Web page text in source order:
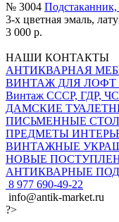
№ 3004 Подстаканник,
3-х цветная эмаль,
3 000 р.
НАШИ КОНТАКТЫ
АНТИКВАРНАЯ
ВИНТАЖ ДЛЯ ЛОФТ
Винтаж СССР, ГДР,
ДАМСКИЕ
ПИСЬМЕННЫЕ
ПРЕДМЕТЫ
ВИНТАЖНЫЕ
НОВЫЕ
АНТИКВАРНЫЕ
8 977 690-49-22
info@antik-market.ru
?>